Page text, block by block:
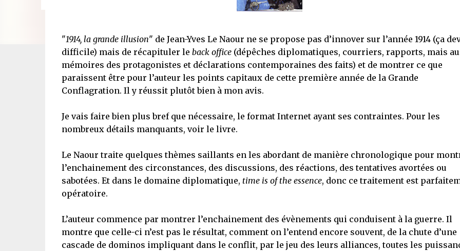
"1914, la grande illusion" de Jean-Yves Le Naour ne se propose pas d’innover sur l’année 1914 (ça
difficile) mais de récapituler le back office(dépêches diplomatiques, courriers, rapports, mais
mémoires des protagonistes et déclarations contemporaines des faits) et de montrer ce que
paraissent être pour l’auteur les points capitaux de cette première année de la Grande
Conflagration. Il y réussit plutôt bien à mon avis.
Je vais faire bien plus bref que nécessaire, le format Internet ayant ses contraintes. Pour les
nombreux détails manquants, voir le livre.
Le Naour traite quelques thèmes saillants en les abordant de manière chronologique pour
l’enchainement des circonstances, des discussions, des réactions, des tentatives avortées ou
sabotées. Et dans le domaine diplomatique, time is of the essence, donc ce traitement est
opératoire.
L’auteur commence par montrer l’enchainement des évènements qui conduisent à la guerre. Il
montre que celle-ci n’est pas le résultat, comment on l’entend encore souvent, de la chute d’une
cascade de dominos impliquant dans le conflit, par le jeu des leurs alliances, toutes les